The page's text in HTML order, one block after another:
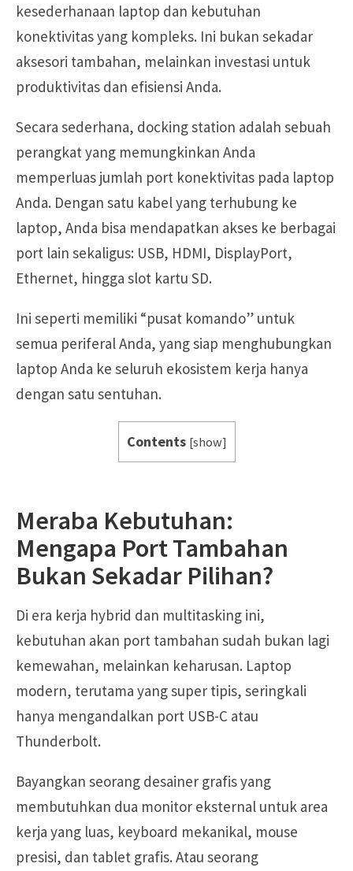
kesederhanaan laptop dan kebutuhan
konektivitas yang kompleks. Ini bukan sekadar
aksesori tambahan, melainkan investasi untuk
produktivitas dan efisiensi Anda.
Secara sederhana, docking station adalah sebuah
perangkat yang memungkinkan Anda
memperluas jumlah port konektivitas pada laptop
Anda. Dengan satu kabel yang terhubung ke
laptop, Anda bisa mendapatkan akses ke berbagai
port lain sekaligus: USB, HDMI, DisplayPort,
Ethernet, hingga slot kartu SD.
Ini seperti memiliki “pusat komando” untuk
semua periferal Anda, yang siap menghubungkan
laptop Anda ke seluruh ekosistem kerja hanya
dengan satu sentuhan.
Contents [show]
Meraba Kebutuhan:
Mengapa Port Tambahan
Bukan Sekadar Pilihan?
Di era kerja hybrid dan multitasking ini,
kebutuhan akan port tambahan sudah bukan lagi
kemewahan, melainkan keharusan. Laptop
modern, terutama yang super tipis, seringkali
hanya mengandalkan port USB-C atau
Thunderbolt.
Bayangkan seorang desainer grafis yang
membutuhkan dua monitor eksternal untuk area
kerja yang luas, keyboard mekanikal, mouse
presisi, dan tablet grafis. Atau seorang